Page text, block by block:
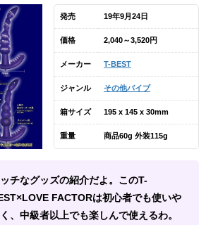
発売 19年9月24日
価格 2,040～3,520円
メーカー T-BEST
ジャンル その他バイブ
箱サイズ 195 x 145 x 30mm
重量 商品60g 外装115g
チなグッズの紹介だよ。このT-
FACTORは初心者でも使いや
、中級者以上でも楽しんで使えるわ。